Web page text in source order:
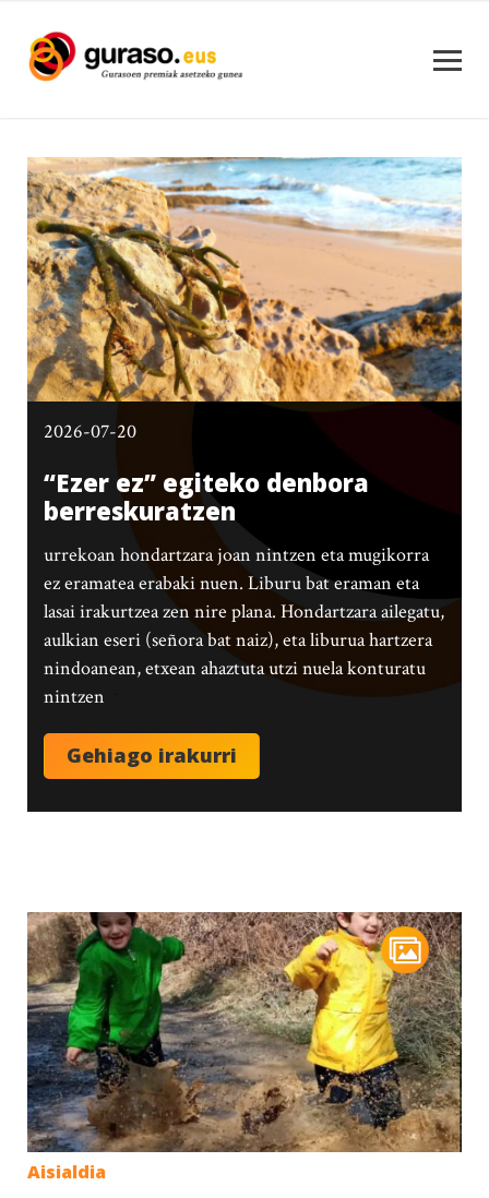
2026-07-20
“Ezer ez” egiteko denbora
berreskuratzen
urrekoan hondartzara joan nintzen eta mugikorra
ez eramatea erabaki nuen. Liburu bat eraman eta
lasai irakurtzea zen nire plana. Hondartzara ailegatu,
aulkian eseri (señora bat naiz), eta liburua hartzera
nindoanean, etxean ahaztuta utzi nuela konturatu
nintzen
Aisialdia